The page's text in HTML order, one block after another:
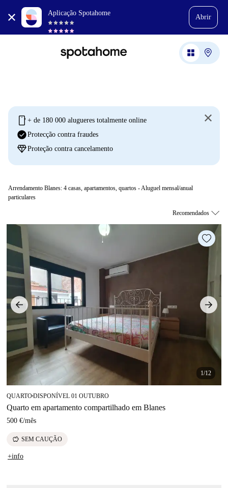
Aplicação Spotahome
Abrir
mobile + de 180 000 alugueres totalmente online
check_circleProtecção contra fraudes
diamondProteção contra cancelamento
Arrendamento Blanes: 4 casas, apartamentos, quartos - Aluguel mensal/anual
particulares
1/12
QUARTO■DISPONÍVEL 01 OUTUBRO
Quarto em apartamento compartilhado em Blanes
500 €/mês
savings SEM CAUÇÃO
+info